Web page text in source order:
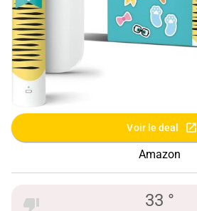
Voir le deal
Amazon
33 °